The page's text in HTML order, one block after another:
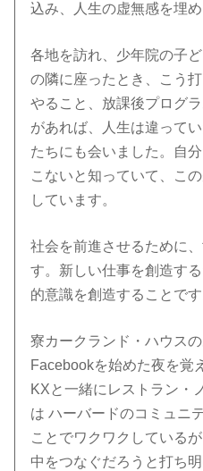
込み、人生の虚無感を埋
各地を訪れ、少年院の子
の隣に座ったとき、こう
やること、放課後プログ
があれば、人生は違って
たちにも会いました。自
こないと知っていて、こ
しています。
社会を前進させるために
す。新しい仕事を創造す
的意識を創造することです
寮カークランド・ハウス
Facebookを始めた夜を覚
KXと一緒にレストラン・
は ハーバードのコミュニ
ことでワクワクしている
中をつなぐだろうと打ち